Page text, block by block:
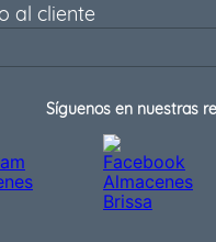
al cliente
Síguenos en nuestras